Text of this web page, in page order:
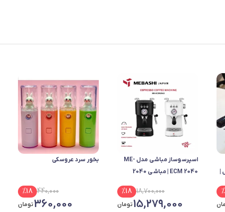
|
%
اسپرسوساز مباشی مدل ME-
ECM 2040 | مباشی 2040
18,700,000
%18
15,279,000تومان
بخور سرد عروسکی
440,000
%18
360,000تومان